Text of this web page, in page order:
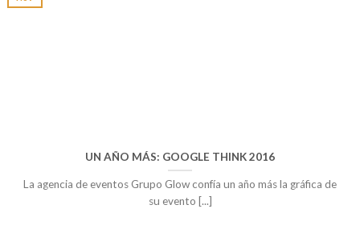
UN AÑO MÁS: GOOGLE THINK 2016
La agencia de eventos Grupo Glow confía un año más la gráfica de
su evento [...]